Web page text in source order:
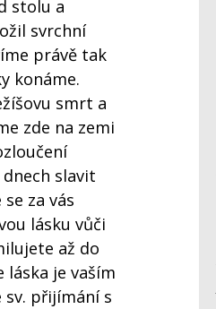
stolu a
svrchní
právě tak
konáme.
smrt a
zde na zemi
slavit
za vás
lásku vůči
až do
láska je vaším
přijímání s